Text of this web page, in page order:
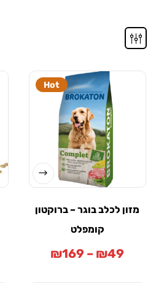
Hot
לכלב בוגר – ברוקטון
קומפלט
₪
–
₪169